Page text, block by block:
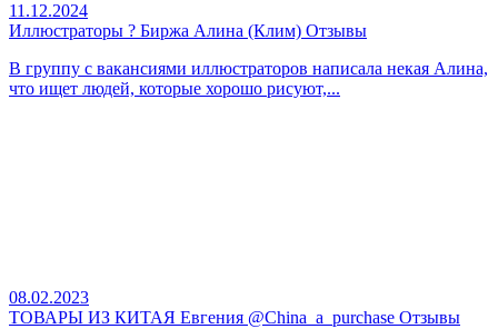
11.12.2024
Иллюстраторы ? Биржа Алина (Клим) Отзывы
В группу с вакансиями иллюстраторов написала некая Алина,
что ищет людей, которые хорошо рисуют,...
08.02.2023
ТОВАРЫ ИЗ КИТАЯ Евгения @China_a_purchase Отзывы